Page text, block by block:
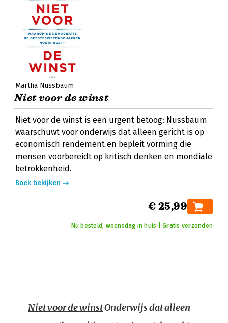
Martha Nussbaum
Niet voor de winst
Niet voor de winst is een urgent betoog: Nussbaum
waarschuwt voor onderwijs dat alleen gericht is op
economisch rendement en bepleit vorming die
mensen voorbereidt op kritisch denken en mondiale
betrokkenheid.
Boek bekijken
€ 25,99
Nu besteld, woensdag in huis | Gratis verzonden
Niet voor de winstOnderwijs dat alleen